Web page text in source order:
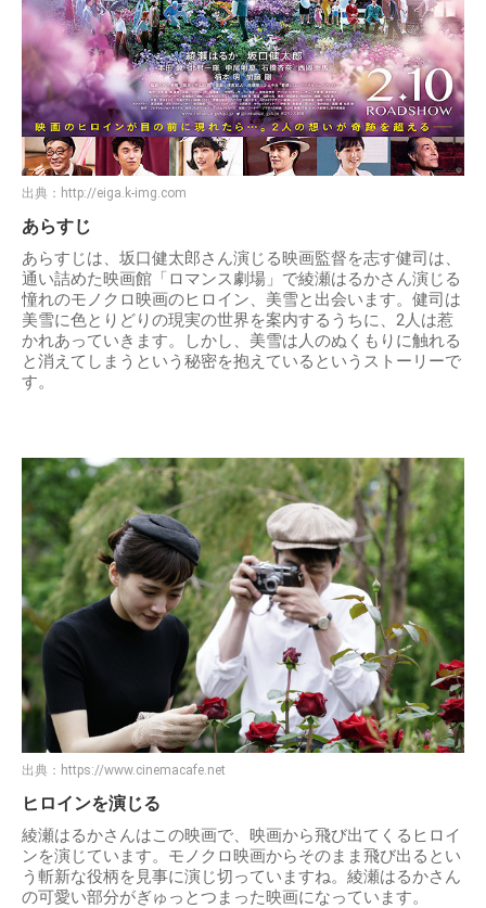
出典： http://eiga.k-img.com
あらすじ
あらすじは、坂口健太郎さん演じる映画監督を志す健司は、
通い詰めた映画館「ロマンス劇場」で綾瀬はるかさん演じる
憧れのモノクロ映画のヒロイン、美雪と出会います。健司は
美雪に色とりどりの現実の世界を案内するうちに、2人は惹
かれあっていきます。しかし、美雪は人のぬくもりに触れる
と消えてしまうという秘密を抱えているというストーリーで
す。
出典： https://www.cinemacafe.net
ヒロインを演じる
綾瀬はるかさんはこの映画で、映画から飛び出てくるヒロイ
ンを演じています。モノクロ映画からそのまま飛び出るとい
う斬新な役柄を見事に演じ切っていますね。綾瀬はるかさん
の可愛い部分がぎゅっとつまった映画になっています。